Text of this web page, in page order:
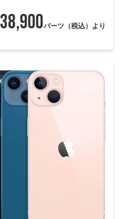
38,900バーツ（税込）より